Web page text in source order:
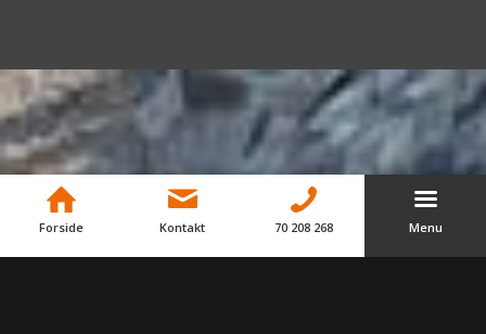
Forside Kontakt 70 208 268 Menu